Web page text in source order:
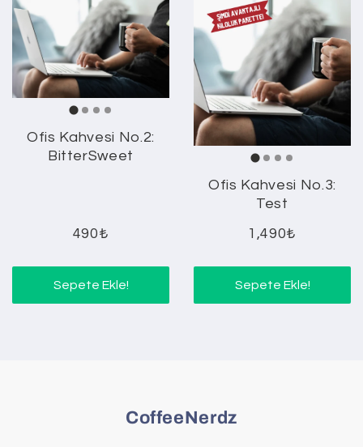
Ofis Kahvesi No.2:
BitterSweet
490₺
Sepete Ekle!
Ofis Kahvesi No.3:
Test
1,490₺
Sepete Ekle!
CoffeeNerdz